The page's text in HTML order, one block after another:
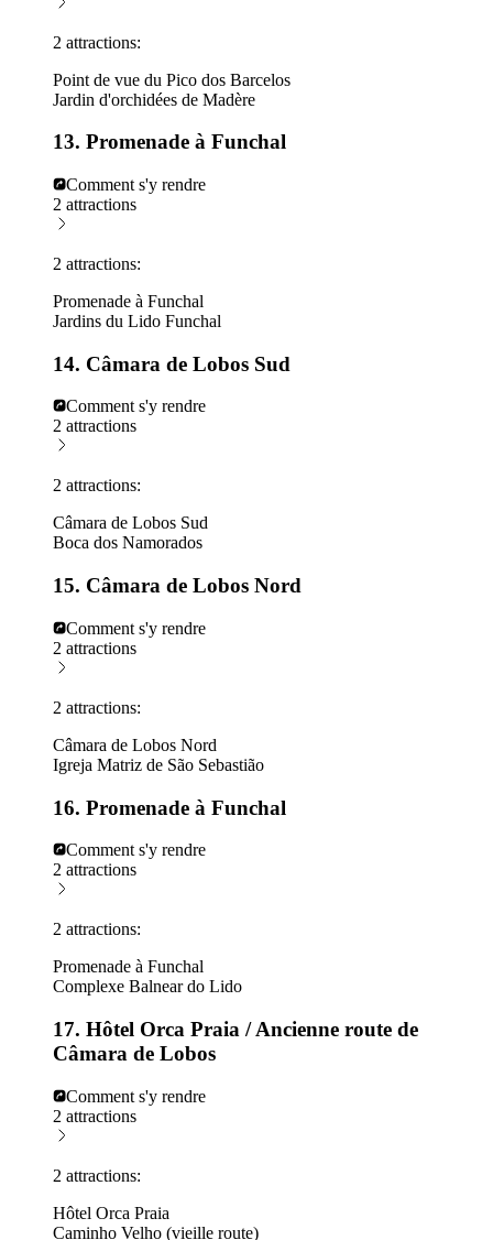
2 attractions:
Point de vue du Pico dos Barcelos
Jardin d'orchidées de Madère
13. Promenade à Funchal
Comment s'y rendre
2 attractions
2 attractions:
Promenade à Funchal
Jardins du Lido Funchal
14. Câmara de Lobos Sud
Comment s'y rendre
2 attractions
2 attractions:
Câmara de Lobos Sud
Boca dos Namorados
15. Câmara de Lobos Nord
Comment s'y rendre
2 attractions
2 attractions:
Câmara de Lobos Nord
Igreja Matriz de São Sebastião
16. Promenade à Funchal
Comment s'y rendre
2 attractions
2 attractions:
Promenade à Funchal
Complexe Balnear do Lido
17. Hôtel Orca Praia / Ancienne route de
Câmara de Lobos
Comment s'y rendre
2 attractions
2 attractions:
Hôtel Orca Praia
Caminho Velho (vieille route)